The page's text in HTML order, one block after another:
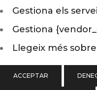
Gestiona els
Gestiona
Llegeix més
ACCEPTAR